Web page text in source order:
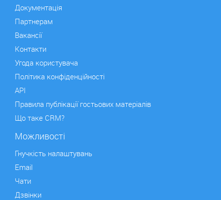
Документація
Партнерам
Вакансії
Контакти
Угода користувача
Політика конфіденційності
API
Правила публікації гостьових матеріалів
Що таке CRM?
Можливості
Гнучкість налаштувань
Email
Чати
Дзвінки